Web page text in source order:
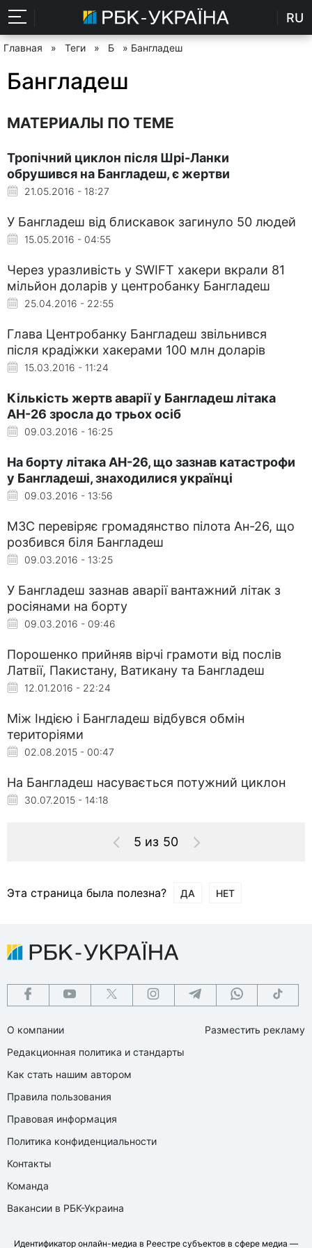
RU
Главная » Теги » Б » Бангладеш
Бангладеш
МАТЕРИАЛЫ ПО ТЕМЕ
Тропічний циклон після Шрі-Ланки
обрушився на Бангладеш, є жертви
21.05.2016 - 18:27
У Бангладеш від блискавок загинуло 50 людей
15.05.2016 - 04:55
Через уразливість у SWIFT хакери вкрали 81
мільйон доларів у центробанку Бангладеш
25.04.2016 - 22:55
Глава Центробанку Бангладеш звільнився
після крадіжки хакерами 100 млн доларів
15.03.2016 - 11:24
Кількість жертв аварії у Бангладеш літака
АН-26 зросла до трьох осіб
09.03.2016 - 16:25
На борту літака АН-26, що зазнав катастрофи
у Бангладеші, знаходилися українці
09.03.2016 - 13:56
МЗС перевіряє громадянство пілота Ан-26, що
розбився біля Бангладеш
09.03.2016 - 13:25
У Бангладеш зазнав аварії вантажний літак з
росіянами на борту
09.03.2016 - 09:46
Порошенко прийняв вірчі грамоти від послів
Латвії, Пакистану, Ватикану та Бангладеш
12.01.2016 - 22:24
Між Індією і Бангладеш відбувся обмін
територіями
02.08.2015 - 00:47
На Бангладеш насувається потужний циклон
30.07.2015 - 14:18
5 из 50
Эта страница была полезна? ДА НЕТ
О компании
Редакционная политика и стандарты
Как стать нашим автором
Правила пользования
Правовая информация
Политика конфиденциальности
Контакты
Команда
Вакансии в РБК-Украина
Разместить рекламу
Идентификатор онлайн-медиа в Реестре субъектов в сфере медиа —